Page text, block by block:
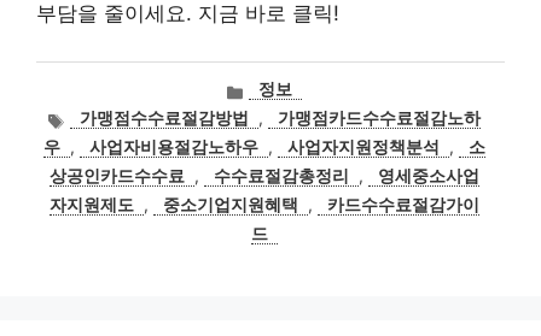
부담을 줄이세요. 지금 바로 클릭!
카
고
리
정보
태가맹점수수료절감방법 ,
가맹점카드수수료절감노하
우 , 사업자비용절감노하우 , 사업자지원정책분석 ,
소
상공인카드수수료
, 수수료절감총정리 ,
영세중소사업
자지원제도
, 중소기업지원혜택 ,
카드수수료절감가이
드